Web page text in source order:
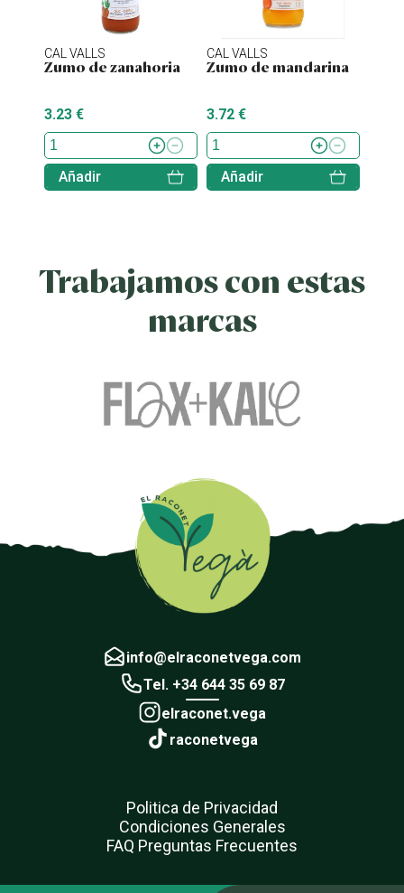
Añadido a favoritos
CAL VALLS
Zumo de zanahoria
3.23 €
Añadir
CAL VALLS
Zumo de mandarina
3.72 €
Añadir
Trabajamos con estas
marcas
info@elraconetvega.com
Tel. +34 644 35 69 87
elraconet.vega
raconetvega
Politica de Privacidad
Condiciones Generales
FAQ Preguntas Frecuentes